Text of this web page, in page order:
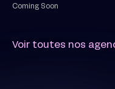
Coming Soon
Voir toutes nos